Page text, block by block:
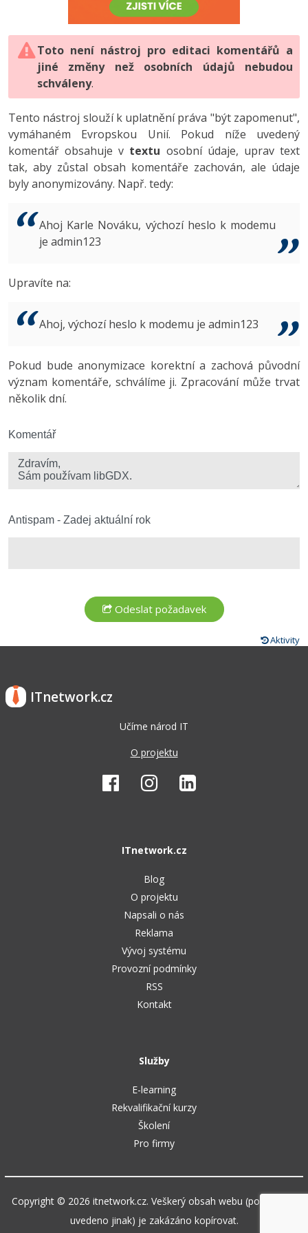
HTML5, CSS3, Bootstrap, SEO
SQL a databáze
Testování a verzování
UML a návrhové vzory
React
Spring
ASP.NET MVC
Best practices
PHP
JavaScript
Python
HTML / CSS
UML a návrhové vzory
MySQL/MariaDB
MS-SQL
Vývojář mobilních aplikací
C# Game developer
Tester
Systémový administrátor
3D grafik
Copywriter
WordPress specialista
-80%
JavaScript -80%
PHP -80%
Swift -80%
Kotlin -80%
VB.NET
Algoritmy -41%
Umělá inteligence (AI) -10%
Digitální gramotnost
Marketing
WordPress
SEO
UX
Business
Copywriting
Windows
Kybernetická bezpečnost
Photoshop -80%
Adobe Illustrator -80%
Adobe Lightroom
Adobe XD
Adobe InDesign -25%
Adobe After Effects
Inkscape
Fórum
Toto není nástroj pro editaci komentářů a
jiné změny než osobních údajů nebudou
schváleny.
Tento nástroj slouží k uplatnění práva "být zapomenut",
vymáhaném Evropskou Unií. Pokud níže uvedený
komentář obsahuje v textu osobní údaje, uprav text
tak, aby zůstal obsah komentáře zachován, ale údaje
byly anonymizovány. Např. tedy:
Ahoj Karle Nováku, výchozí heslo k modemu
je admin123
Upravíte na:
Ahoj, výchozí heslo k modemu je admin123
Pokud bude anonymizace korektní a zachová původní
význam komentáře, schválíme ji. Zpracování může trvat
několik dní.
Komentář
Antispam - Zadej aktuální rok
Aktivity
ITnetwork.cz
Učíme národ IT
O projektu
ITnetwork.cz
Blog
O projektu
Napsali o nás
Reklama
Vývoj systému
Provozní podmínky
RSS
Kontakt
Služby
E-learning
Rekvalifikační kurzy
Školení
Pro firmy
Copyright © 2026 itnetwork.cz. Veškerý obsah webu (pokud není
uvedeno jinak) je zakázáno kopírovat.